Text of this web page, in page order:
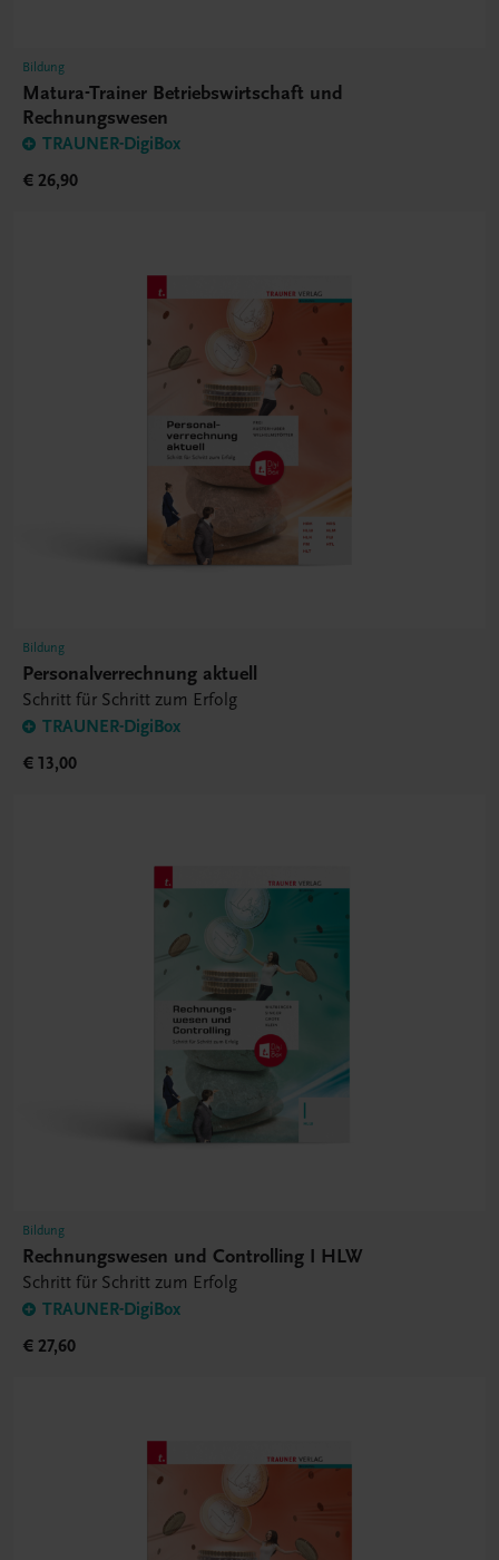
Bildung
Matura-Trainer Betriebswirtschaft und
Rechnungswesen
TRAUNER-DigiBox
€ 26,90
Bildung
Personalverrechnung aktuell
Schritt für Schritt zum Erfolg
TRAUNER-DigiBox
€ 13,00
Bildung
Rechnungswesen und Controlling I HLW
Schritt für Schritt zum Erfolg
TRAUNER-DigiBox
€ 27,60